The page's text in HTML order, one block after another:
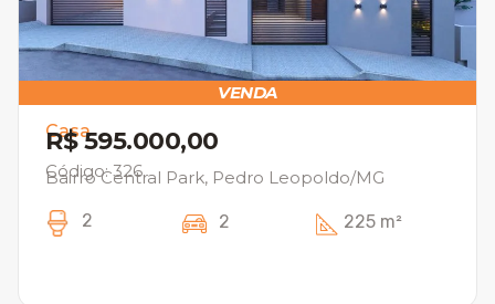
VENDA
Casa
R$ 595.000,00
Código: 326
Bairro Central Park, Pedro Leopoldo/MG
2 2 225 m²